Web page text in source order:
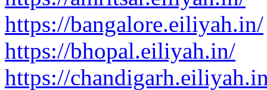
https://bangalore.eiliyah.in/
https://bhopal.eiliyah.in/
https://